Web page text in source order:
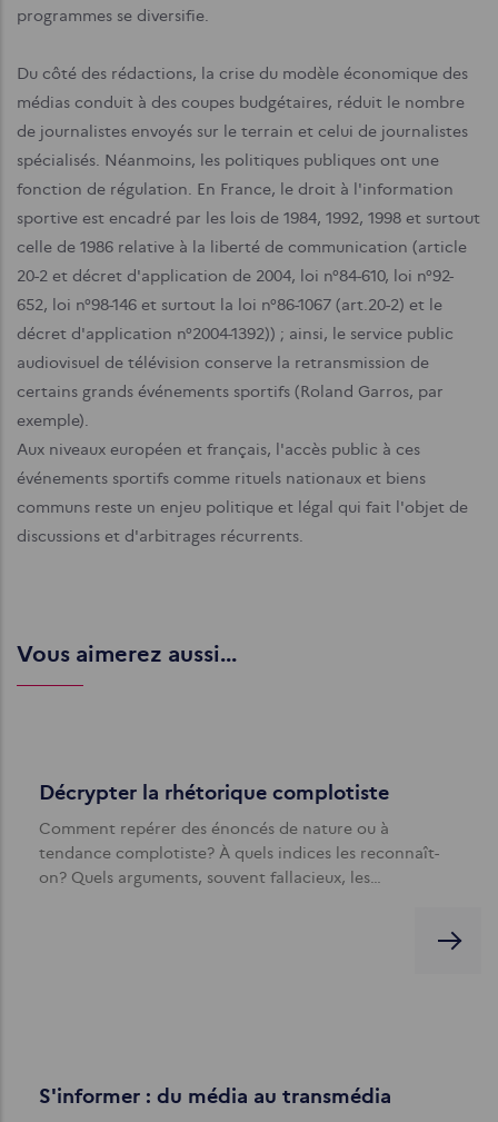
programmes se diversifie.
Du côté des rédactions, la crise du modèle éco­nomique des
médias conduit à des coupes budgé­taires, réduit le nombre
de journalistes envoyés sur le terrain et celui de journalistes
spécialisés. Néanmoins, les politiques publiques ont une
fonc­tion de régulation. En France, le droit à l'infor­mation
sportive est encadré par les lois de 1984, 1992, 1998 et surtout
celle de 1986 relative à la liberté de communication (article
20-2 et décret d'application de 2004, loi n°84-610, loi n°92-
652, loi n°98-146 et surtout la loi n°86-1067 (art.20-2) et le
décret d'application n°2004-1392)) ; ainsi, le service public
audiovisuel de télévision conserve la retrans­mission de
certains grands événements sportifs (Roland Garros, par
exemple).
Aux niveaux européen et français, l'accès public à ces
événements sportifs comme rituels nationaux et biens
communs reste un enjeu politique et légal qui fait l'objet de
discussions et d'arbitrages récurrents.
Vous aimerez aussi...
Décrypter la rhétorique complotiste
Comment repérer des énoncés de nature ou à
tendance complotiste? À quels indices les reconnaît-
on? Quels arguments, souvent fallacieux, les…
S'informer : du média au transmédia